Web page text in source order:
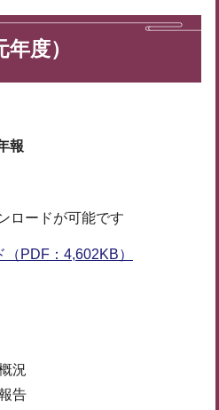
度）
報
ロードが可能です
PDF：4,602KB）
況
告